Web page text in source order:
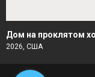
Дом на проклятом
2026, США